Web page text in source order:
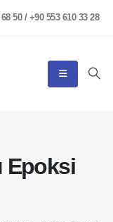
50 / +90 553 610 33 28
Epoksi